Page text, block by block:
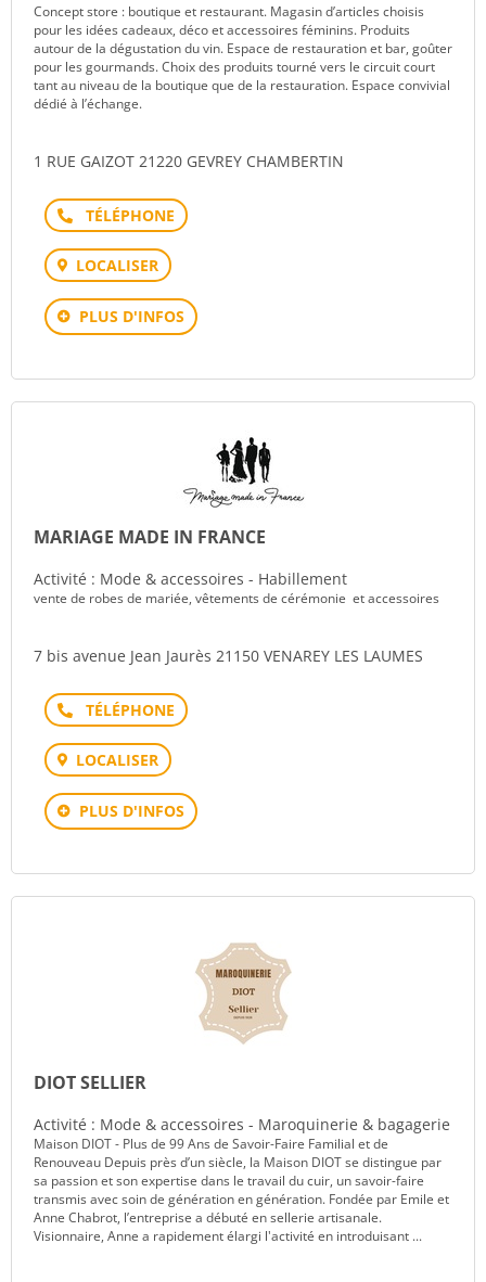
Concept store : boutique et restaurant. Magasin d’articles choisis
pour les idées cadeaux, déco et accessoires féminins. Produits
autour de la dégustation du vin. Espace de restauration et bar, goûter
pour les gourmands. Choix des produits tourné vers le circuit court
tant au niveau de la boutique que de la restauration. Espace convivial
dédié à l’échange.
1 RUE GAIZOT 21220 GEVREY CHAMBERTIN
Téléphone
LOCALISER
PLUS D'INFOS
MARIAGE MADE IN FRANCE
Activité : Mode & accessoires - Habillement
vente de robes de mariée, vêtements de cérémonie et accessoires
7 bis avenue Jean Jaurès 21150 VENAREY LES LAUMES
Téléphone
LOCALISER
PLUS D'INFOS
DIOT SELLIER
Activité : Mode & accessoires - Maroquinerie & bagagerie
Maison DIOT - Plus de 99 Ans de Savoir-Faire Familial et de
Renouveau Depuis près d’un siècle, la Maison DIOT se distingue par
sa passion et son expertise dans le travail du cuir, un savoir-faire
transmis avec soin de génération en génération. Fondée par Emile et
Anne Chabrot, l’entreprise a débuté en sellerie artisanale.
Visionnaire, Anne a rapidement élargi l'activité en introduisant ...